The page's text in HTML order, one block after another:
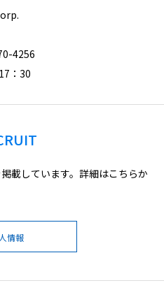
4256
：30
載しています。詳細はこちらか
情報